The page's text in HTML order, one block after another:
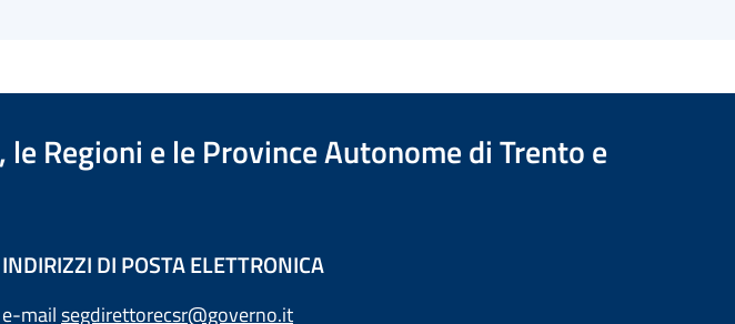
Regioni e le Province Autonome di Trento e
INDIRIZZI DI POSTA ELETTRONICA
e-mailsegdirettorecsr@governo.it